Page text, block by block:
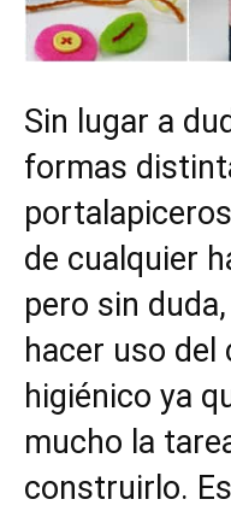
Sin lugar a
formas
de cualquier
pero sin
hacer uso del
higiénico ya
mucho la
construirlo.